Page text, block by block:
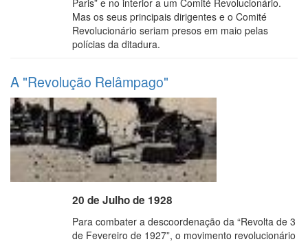
Paris” e no interior a um Comité Revolucionário.
Mas os seus principais dirigentes e o Comité
Revolucionário seriam presos em maio pelas
polícias da ditadura.
A "Revolução Relâmpago"
20 de Julho de 1928
Para combater a descoordenação da “Revolta de 3
de Fevereiro de 1927”, o movimento revolucionário